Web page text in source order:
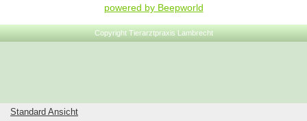
powered by Beepworld
Copyright Tierarztpraxis Lambrecht
Standard Ansicht